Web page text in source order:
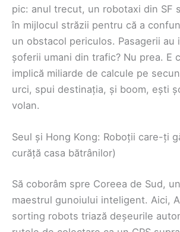
pic: anul trecut, un robotaxi din SF
în mijlocul străzii pentru că a
un obstacol periculos. Pasagerii au
șoferii umani din trafic? Nu prea. E
implică miliarde de calcule pe
urci, spui destinația, și boom, ești
volan.
Seul și Hong Kong: Roboții care-ți
curăță casa bătrânilor)
Să coborâm spre Coreea de Sud,
maestrul gunoiului inteligent. Aici,
sorting robots triază deșeurile